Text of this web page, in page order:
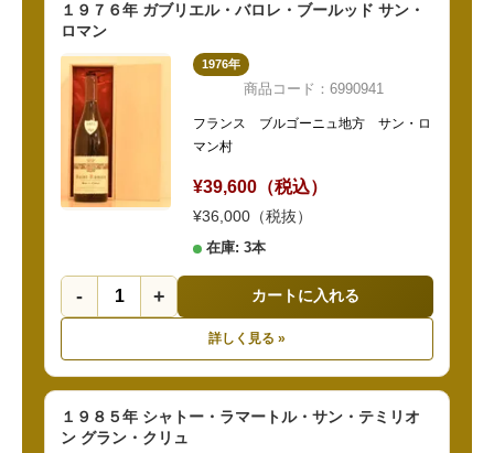
１９７６年 ガブリエル・バロレ・ブールッド サン・
ロマン
1976年
商品コード：6990941
フランス ブルゴーニュ地方 サン・ロ
マン村
¥39,600（税込）
¥36,000（税抜）
在庫: 3本
- + カートに入れる
詳しく見る »
１９８５年 シャトー・ラマートル・サン・テミリオ
ン グラン・クリュ